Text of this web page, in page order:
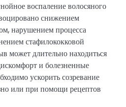
воспаление волосяного
снижением
нарушением процесса
стафилококковой
может длительно находиться
и болезненные
ускорить созревание
или при помощи рецептов